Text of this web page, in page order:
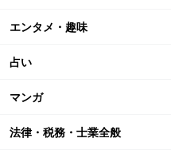
エンタメ・趣味
占い
マンガ
法律・税務・士業全般